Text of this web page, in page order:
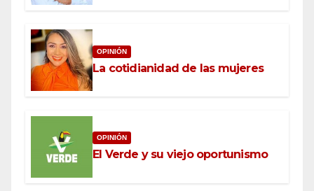
OPINIÓN
La cotidianidad de las mujeres
OPINIÓN
El Verde y su viejo oportunismo